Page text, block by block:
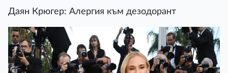
Даян Крюгер: Алергия към дезодорант